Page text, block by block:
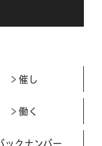
催し
働く
ックナンバー